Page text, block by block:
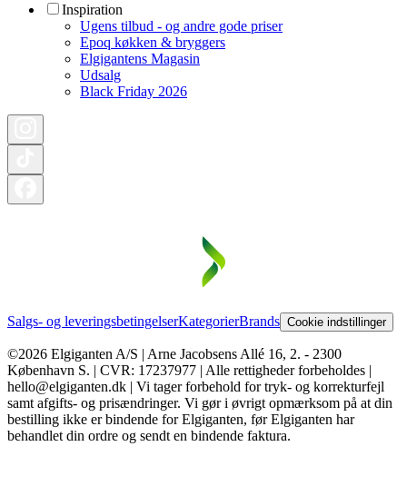
Inspiration
Ugens tilbud - og andre gode priser
Epoq køkken & bryggers
Elgigantens Magasin
Udsalg
Black Friday 2026
Salgs- og leveringsbetingelserKategorierBrands Cookie indstillinger
©2026 Elgiganten A/S | Arne Jacobsens Allé 16, 2. - 2300
København S. | CVR: 17237977 | Alle rettigheder forbeholdes |
hello@elgiganten.dk | Vi tager forbehold for tryk- og korrekturfejl
samt afgifts- og prisændringer. Vi gør i øvrigt opmærksom på at din
bestilling ikke er bindende for Elgiganten, før Elgiganten har
behandlet din ordre og sendt en bindende faktura.